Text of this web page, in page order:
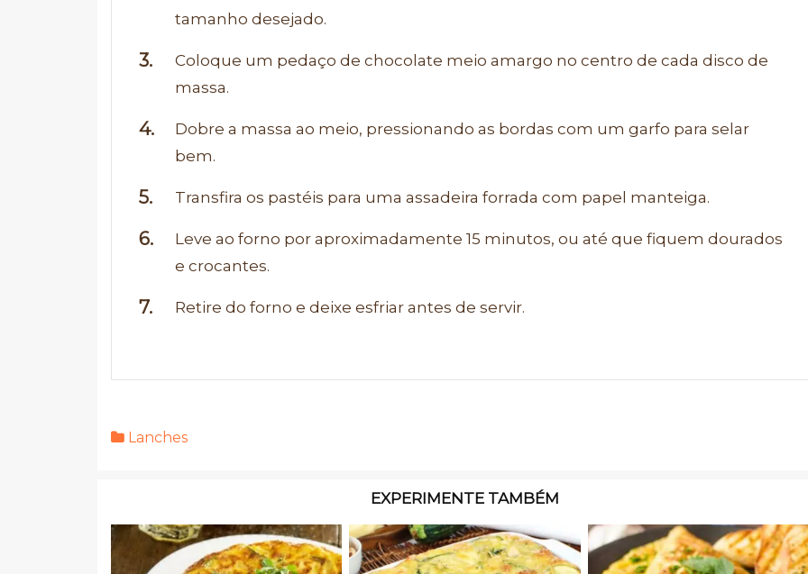
tamanho desejado.
Coloque um pedaço de chocolate meio amargo no centro de cada disco de
massa.
Dobre a massa ao meio, pressionando as bordas com um garfo para selar
bem.
Transfira os pastéis para uma assadeira forrada com papel manteiga.
Leve ao forno por aproximadamente 15 minutos, ou até que fiquem dourados
e crocantes.
Retire do forno e deixe esfriar antes de servir.
Lanches
EXPERIMENTE TAMBÉM